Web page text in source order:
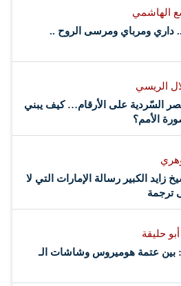
الهاشمي
داري ومرباي ومرسى الروح ..
الريسي
السّردية على الأرقام… كيف يبني
الأمم؟
زايد الكبير رسالة الإمارات التي لا
ترجمة
حليقة
بين عتمة هوميروس وشاشات الـ